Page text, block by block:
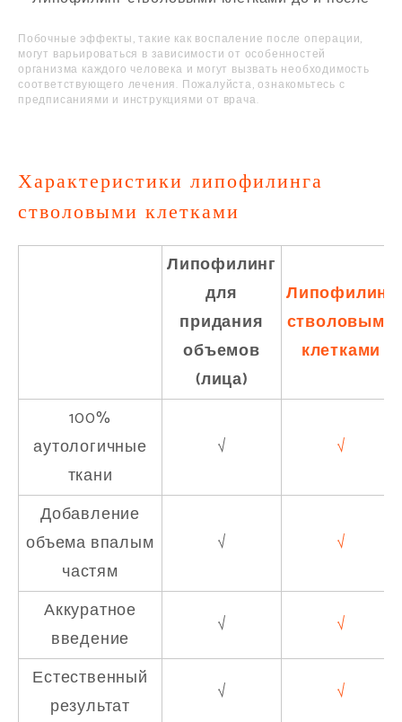
Побочные эффекты, такие как воспаление после операции,
могут варьироваться в зависимости от особенностей
организма каждого человека и могут вызвать необходимость
соответствующего лечения. Пожалуйста, ознакомьтесь с
предписаниями и инструкциями от врача.
Характеристики липофилинга
стволовыми клетками
Липофилинг
для
придания
объемов
(лица)
Липофилинг
стволовыми
клетками
100%
аутологичные
ткани
√ √
Добавление
объема впалым
частям
√ √
Аккуратное
введение
√
√
Естественный
результат
√
√